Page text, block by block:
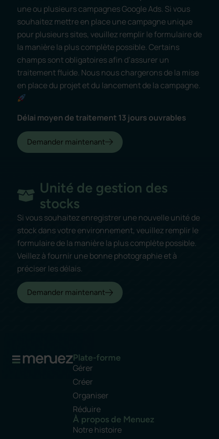
une ou plusieurs campagnes Google Ads. Si vous
souhaitez mettre en place une campagne unique
pour plusieurs sites, veuillez remplir le formulaire de
la manière la plus complète possible. Certains
champs sont obligatoires afin d’assurer un
traitement fluide. Nous nous chargerons de la mise
en place du projet et du lancement de la campagne.
Délai moyen de traitement 13 jours ouvrables
Demander maintenant
Unité de gestion des
stocks
Si vous souhaitez enregistrer une nouvelle unité de
stock dans votre environnement, veuillez remplir le
formulaire de la manière la plus complète possible.
Veillez à fournir une bonne photographie et à
préciser les délais.
Demander maintenant
Plate-forme
Gérer
Créer
Organiser
Réduire
À propos de Menuez
Notre histoire